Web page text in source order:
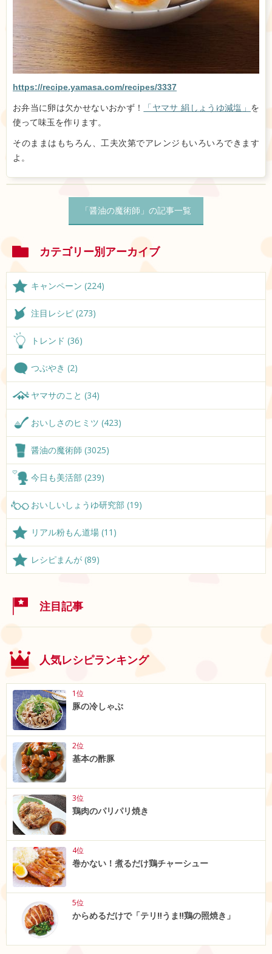
https://recipe.yamasa.com/recipes/3337
お弁当に卵は欠かせないおかず！ 「ヤマサ 絹しょうゆ減塩」 を
使って味玉を作ります。
そのままはもちろん、工夫次第でアレンジもいろいろできます
よ。
「醤油の魔術師」の記事一覧
カテゴリー別アーカイブ
キャンペーン (224)
注目レシピ (273)
トレンド (36)
つぶやき (2)
ヤマサのこと (34)
おいしさのヒミツ (423)
醤油の魔術師 (3025)
今日も美活部 (239)
おいしいしょうゆ研究部 (19)
リアル粉もん道場 (11)
レシピまんが (89)
注目記事
人気レシピランキング
1位
豚の冷しゃぶ
2位
基本の酢豚
3位
鶏肉のパリパリ焼き
4位
巻かない！煮るだけ鶏チャーシュー
5位
からめるだけで「テリ‼うま‼鶏の照焼き」